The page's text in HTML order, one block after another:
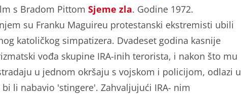
s Bradom Pittom Sjeme zla. Godine 1972.
su Franku Maguireu protestanski ekstremisti ubili
katoličkog simpatizera. Dvadeset godina kasnije
vođa skupine IRA-inih terorista, i nakon što mu
u jednom okršaju s vojskom i policijom, odlazi u
li nabavio 'stingere'. Zahvaljujući IRA- nim